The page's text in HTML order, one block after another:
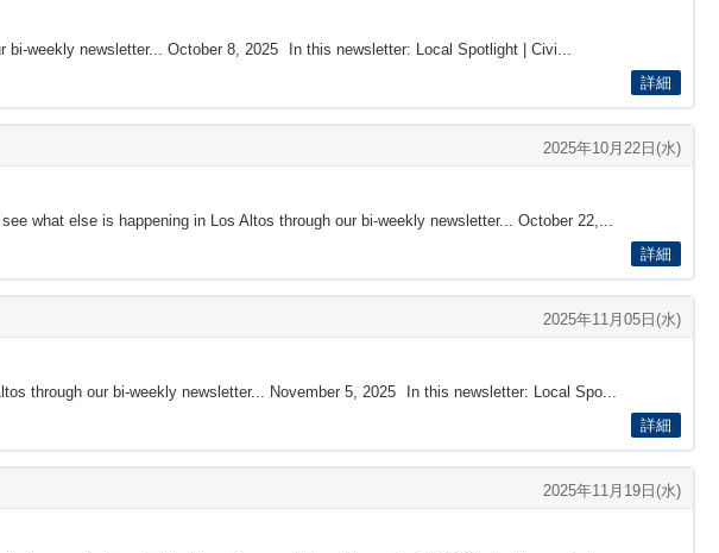
weekly newsletter... October 8 , 2025 In this newsletter: Local Spotlight | Civi...
詳細
2025年10月22日(水)
what else is happening in Los Altos through our bi-weekly newsletter... October 22 ,...
詳細
2025年11月05日(水)
through our bi-weekly newsletter... November 5 , 2025 In this newsletter: Local Spo...
詳細
2025年11月19日(水)